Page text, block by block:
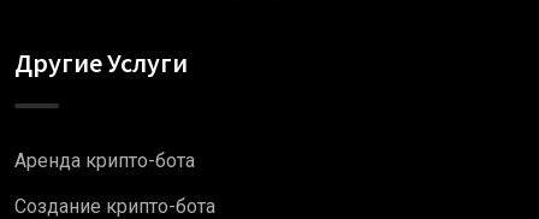
Другие Услуги
Аренда крипто-бота
Создание крипто-бота